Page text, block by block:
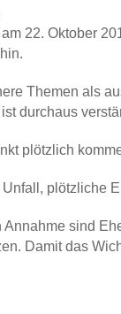
22. Oktober
Themen als
durchaus
plötzlich
plötzliche
sind
Damit das